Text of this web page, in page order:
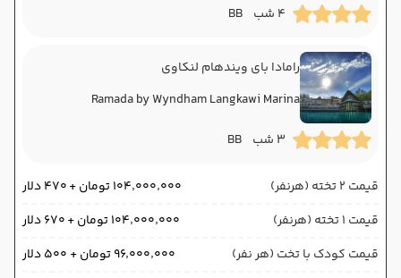
4 شب BB
رامادا بای ویندهام لنکاوی
Ramada by Wyndham Langkawi Marina
3 شب BB
قیمت 2 تخته (هرنفر)
۱۰۴٬۰۰۰٬۰۰۰ تومان + ۴۷۰ دلار
قیمت 1 تخته (هرنفر)
۱۰۴٬۰۰۰٬۰۰۰ تومان + ۶۷۰ دلار
قیمت کودک با تخت (هر نفر)
۹۶٬۰۰۰٬۰۰۰ تومان + ۵۰۰ دلار